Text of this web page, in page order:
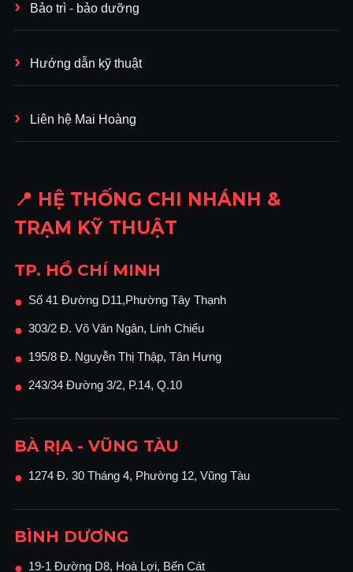
Bảo trì - bảo dưỡng
Hướng dẫn kỹ thuật
Liên hệ Mai Hoàng
📍 HỆ THỐNG CHI NHÁNH &
TRẠM KỸ THUẬT
TP. HỒ CHÍ MINH
● Số 41 Đường D11,Phường Tây Thạnh
● 303/2 Đ. Võ Văn Ngân, Linh Chiểu
● 195/8 Đ. Nguyễn Thị Thập, Tân Hưng
● 243/34 Đường 3/2, P.14, Q.10
BÀ RỊA - VŨNG TÀU
● 1274 Đ. 30 Tháng 4, Phường 12, Vũng Tàu
BÌNH DƯƠNG
● 19-1 Đường D8, Hoà Lợi, Bến Cát